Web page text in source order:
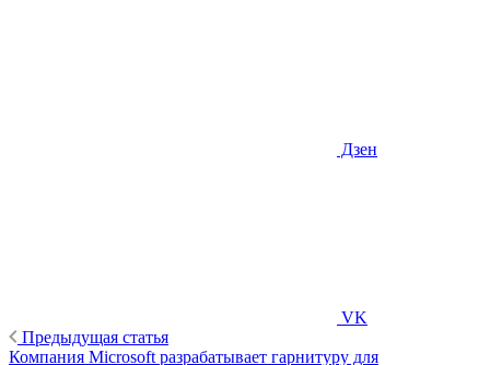
Дзен
VK
Предыдущая статья
Компания Microsoft разрабатывает гарнитуру для